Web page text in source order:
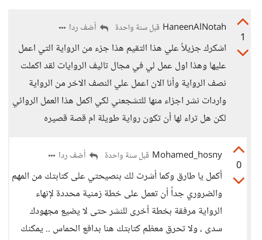
1
HaneenAlNotah قبل سنة واحدة أضف ردا
اشكرك جزيلاً علي هذا التقيم هذا جزء من الرواية التي اعمل
عليها وهذا اول عمل لي في مجال تاليف الروايات لقد اكملت
نصف الرواية وأنا الان اعمل علي النصف الاخر من الرواية
واردات نشر اجزاء منها للتشجعني لكي اكمل هذا العمل الروائي
لكن هل تراء لها أن تكون رواية طويلة ام قصة قصيره
0
Mohamed_hosny قبل سنة واحدة أضف ردا
أكمل يا طارق وكما أشرت لك بنصيحتي على كتابتك من المهم
والضروري جداً أن تعمل على خطة زمنية محددة لإنهاء
الرواية مرفقة بخطة أخرى للنشر حتى لا يضيع مجهودك
سدى ، ولا تحرق معظم كتابتك هنا بدافع الحماس .. يمكنك